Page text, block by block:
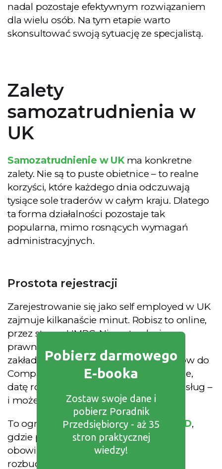
nadal pozostaje efektywnym rozwiązaniem
dla wielu osób. Na tym etapie warto
skonsultować swoją sytuację ze specjalistą.
Zalety
samozatrudnienia w
UK
Samozatrudnienie w UKma konkretne
zalety. Nie są to puste obietnice – to realne
korzyści, które każdego dnia odczuwają
tysiące sole traderów w całym kraju. Dlatego
ta forma działalności pozostaje tak
popularna, mimo rosnących wymagań
administracyjnych.
Prostota rejestracji
Zarejestrowanie się jako self employed w UK
zajmuje kilkanaście minut. Robisz to online,
przez stronę HMRC. Nie potrzebujesz
prawnika, notariusza ani kapitału
zakładowego. Nie składasz dokumentów do
Companies House. Podajesz swoje dane,
datę rozpoczęcia działalności i rodzaj usług –
i możesz zaczynać.
To ogromna przewaga nad spółką LTD,
gdzie proces rejestracji i późniejsze
obowiązki są znacznie bardziej
rozbudowane.
Pobierz darmowego
E-booka
Zostaw swoje dane i
pobierz Poradnik
Przedsiębiorcy - aż 35
stron praktycznej
wiedzy!